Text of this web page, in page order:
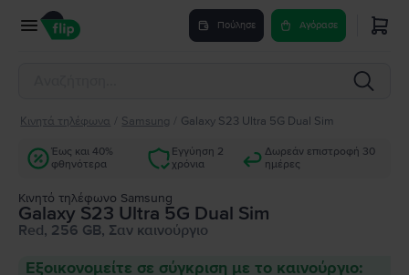
Πούλησε Αγόρασε
Κινητά τηλέφωνα Samsung Galaxy S23 Ultra 5G Dual Sim
Έως και 40%
φθηνότερα
Εγγύηση 2
χρόνια
Δωρεάν επιστροφή 30
ημέρες
Κινητό τηλέφωνο Samsung
Galaxy S23 Ultra 5G Dual Sim
Red, 256 GB, Σαν καινούργιο
Εξοικονομείτε σε σύγκριση με το καινούργιο: